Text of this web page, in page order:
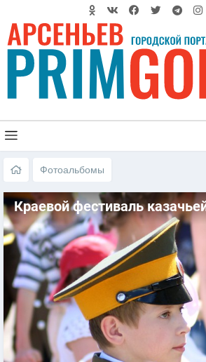
Фотоальбомы
Краевой фестиваль
«ЛЮБО!» - Арсеньев 2017